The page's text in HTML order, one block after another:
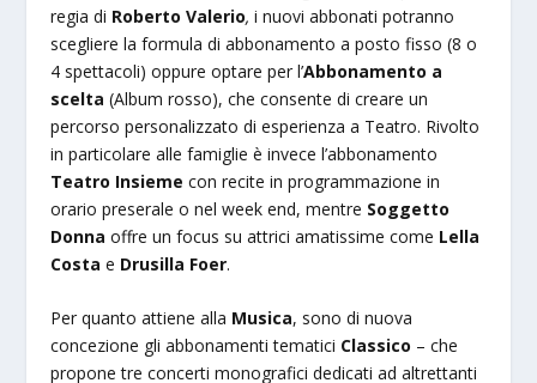
regia di Roberto Valerio, i nuovi abbonati potranno
scegliere la formula di abbonamento a posto fisso (8 o
4 spettacoli) oppure optare per l’Abbonamento a
scelta (Album rosso), che consente di creare un
percorso personalizzato di esperienza a Teatro. Rivolto
in particolare alle famiglie è invece l’abbonamento
Teatro Insieme con recite in programmazione in
orario preserale o nel week end, mentre Soggetto
Donna offre un focus su attrici amatissime come Lella
Costa e Drusilla Foer.
Per quanto attiene alla Musica, sono di nuova
concezione gli abbonamenti tematici Classico – che
propone tre concerti monografici dedicati ad altrettanti